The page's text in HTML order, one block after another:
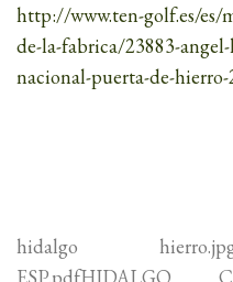
http://www.ten-golf.es/es/
de-la-fabrica/23883-
nacional-puerta-de-
hidalgo
ESP.pdfHIDALGO